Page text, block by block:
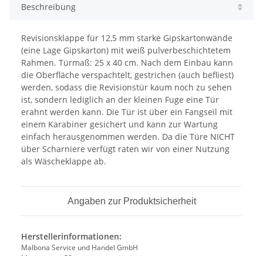
Beschreibung
Revisionsklappe für 12,5 mm starke Gipskartonwände
(eine Lage Gipskarton) mit weiß pulverbeschichtetem
Rahmen. Türmaß: 25 x 40 cm. Nach dem Einbau kann
die Oberfläche verspachtelt, gestrichen (auch befliest)
werden, sodass die Revisionstür kaum noch zu sehen
ist, sondern lediglich an der kleinen Fuge eine Tür
erahnt werden kann. Die Tür ist über ein Fangseil mit
einem Karabiner gesichert und kann zur Wartung
einfach herausgenommen werden. Da die Türe NICHT
über Scharniere verfügt raten wir von einer Nutzung
als Wäscheklappe ab.
Angaben zur Produktsicherheit
Herstellerinformationen:
Malbona Service und Handel GmbH